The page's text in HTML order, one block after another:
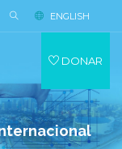
ENGLISH
DONAR